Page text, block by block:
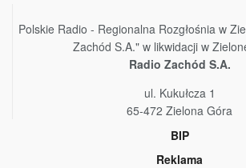
Polskie Radio - Regionalna Rozgłośnia w
Zachód S.A." w likwidacji w
Radio Zachód S.A.
ul. Kukułcza 1
65-472 Zielona Góra
BIP
Reklama